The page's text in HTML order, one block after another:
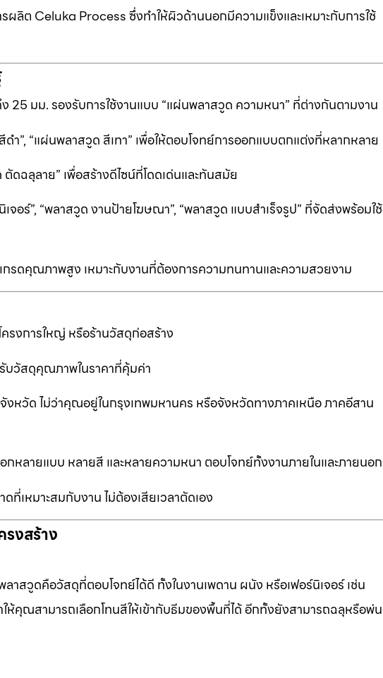
ต Celuka Process ซึ่งทำให้ผิวด้านนอกมีความแข็งและเหมาะกับการใช้
มม. รองรับการใช้งานแบบ “แผ่นพลาสวูด ความหนา” ที่ต่างกันตามงาน
ำ”, “แผ่นพลาสวูด สีเทา” เพื่อให้ตอบโจทย์การออกแบบตกแต่งที่หลากหลาย
ดฉลุลาย” เพื่อสร้างดีไซน์ที่โดดเด่นและทันสมัย
จอร์”, “พลาสวูด งานป้ายโฆษณา”, “พลาสวูด แบบสำเร็จรูป” ที่จัดส่งพร้อมใช้
กรดคุณภาพสูง เหมาะกับงานที่ต้องการความทนทานและความสวยงาม
รงการใหญ่ หรือร้านวัสดุก่อสร้าง
บวัสดุคุณภาพในราคาที่คุ้มค่า
หวัด ไม่ว่าคุณอยู่ในกรุงเทพมหานคร หรือจังหวัดทางภาคเหนือ ภาคอีสาน
หลายแบบ หลายสี และหลายความหนา ตอบโจทย์ทั้งงานภายในและภายนอก
ที่เหมาะสมกับงาน ไม่ต้องเสียเวลาตัดเอง
งสร้าง
สวูดคือวัสดุที่ตอบโจทย์ได้ดี ทั้งในงานเพดาน ผนัง หรือเฟอร์นิเจอร์ เช่น
ห้คุณสามารถเลือกโทนสีให้เข้ากับธีมของพื้นที่ได้ อีกทั้งยังสามารถฉลุหรือพ่น